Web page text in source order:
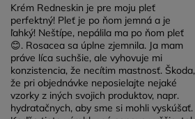
Krém Redneskin je pre moju pleť
perfektný! Pleť je po ňom jemná a je
ľahký! Neštípe, nepálila ma po ňom pleť
😊. Rosacea sa úplne zjemnila. Ja mam
práve líca suchšie, ale vyhovuje mi
konzistencia, že necítim mastnosť. Škoda,
že pri objednávke neposielajte nejaké
vzorky z iných svojich produktov, napr.
hydratačnych, aby sme si mohli vyskúšať.